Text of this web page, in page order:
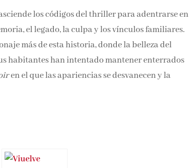
los códigos del thriller para adentrarse en
el legado, la culpa y los vínculos familiares.
más de esta historia, donde la belleza del
habitantes han intentado mantener enterrados
en el que las apariencias se desvanecen y la